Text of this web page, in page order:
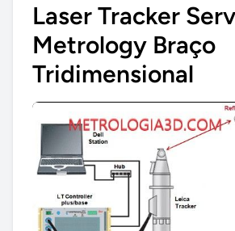
Laser Tracker
Metrology Braço
Tridimensional